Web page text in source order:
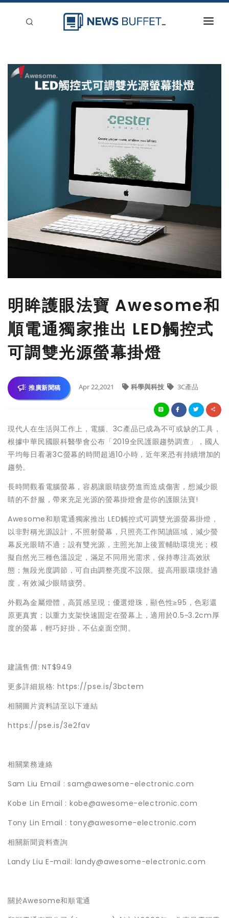
新聞稿分類
登入
刊登
明眸護眼法寶 Awesome和
順電通獨家推出 LED觸控式
可調雙光源螢幕掛燈
推廣新聞稿 Apr 22,2021 科學與科技 3C產品
現代人在生活與工作上，電腦、3C產品已成為不可或缺的工具，
根據中華民國眼科醫學會公布「2019全民護眼趨勢調查」，國人
平均每日看著3C螢幕的時間超過10小時，近年來恐有持續增加的
趨勢。
長時間觀看電腦螢幕，容易讓眼睛疲勞進而造成傷害，想減少眼
睛的不舒服，帶來充足光源的螢幕掛燈會是你的護眼法寶!
Awesome和順電通獨家推出 LED觸控式可調雙光源螢幕掛燈，
以非對稱光源設計，不照射螢幕，只照亮工作閱讀區域，減少螢
幕反光眼睛不適；設有雙光源，主照光加上後置輔助環境光；模
擬自然光三種色溫設定，滿足不同用光需求，保持專注高效狀
態；無段光度調節，可自由調整亮度不設限。提高用眼環境舒適
度，有效減少眼睛疲勞。
外觀為金屬燈體，高質感呈現；優選燈珠，顯色性≥95，色彩還
原更真實；以重力支架快速固定在螢幕上，適用於0.5~3.2cm厚
度的螢幕，輕巧好掛，不佔桌面空間。
建議售價: NT$949
更多詳細規格: https://pse.is/3bctem
相關圖片資料請至以下連結
https://pse.is/3e2fav
相關業務連絡
Sam Liu Email : sam@awesome-electronic.com
Kobe Lin Email : kobe@awesome-electronic.com
Tony Lin Email : tony@awesome-electronic.com
相關新聞資料查詢
Landy Liu E-mail: landy@awesome-electronic.com
關於Awesome和順電通